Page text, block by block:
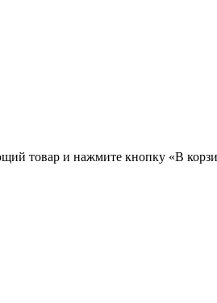
товар и нажмите кнопку «В